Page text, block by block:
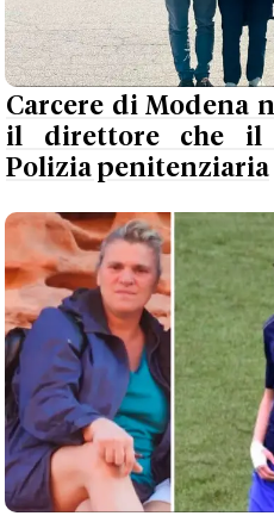
Carcere di Modena
il direttore che il
Polizia penitenziaria